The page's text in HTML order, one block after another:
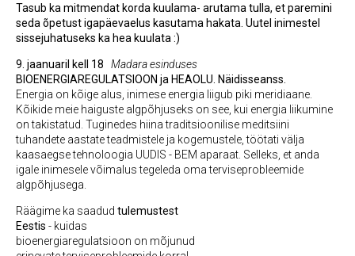
Tasub ka mitmendat korda kuulama- arutama tulla, et paremini
seda õpetust igapäevaelus kasutama hakata. Uutel inimestel
sissejuhatuseks ka hea kuulata :)
9. jaanuaril kell 18
Madara esinduses
BIOENERGIAREGULATSIOON ja HEAOLU. Näidisseanss.
Energia on kõige alus, inimese energia liigub piki meridiaane.
Kõikide meie haiguste algpõhjuseks on see, kui energia liikumine
on takistatud. Tuginedes hiina traditsioonilise meditsiini
tuhandete aastate teadmistele ja kogemustele, töötati välja
kaasaegse tehnoloogia UUDIS - BEM aparaat. Selleks, et anda
igale inimesele võimalus tegeleda oma terviseprobleemide
algpõhjusega.
Räägime ka saadud tulemustest
Eestis - kuidas
bioenergiaregulatsioon on mõjunud